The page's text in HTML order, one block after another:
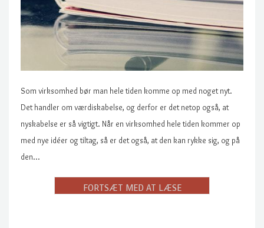
Som virksomhed bør man hele tiden komme op med noget nyt.
Det handler om værdiskabelse, og derfor er det netop også, at
nyskabelse er så vigtigt. Når en virksomhed hele tiden kommer op
med nye idéer og tiltag, så er det også, at den kan rykke sig, og på
den…